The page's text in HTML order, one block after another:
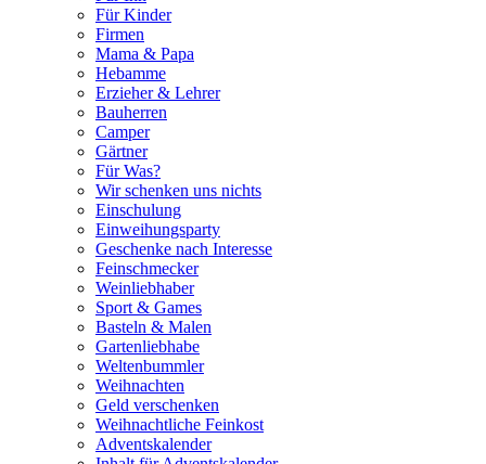
Für Kinder
Firmen
Mama & Papa
Hebamme
Erzieher & Lehrer
Bauherren
Camper
Gärtner
Für Was?
Wir schenken uns nichts
Einschulung
Einweihungsparty
Geschenke nach Interesse
Feinschmecker
Weinliebhaber
Sport & Games
Basteln & Malen
Gartenliebhabe
Weltenbummler
Weihnachten
Geld verschenken
Weihnachtliche Feinkost
Adventskalender